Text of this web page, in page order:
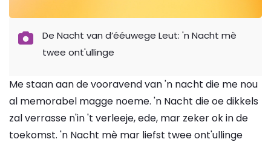
De Nacht van d’ééuwege Leut: 'n Nacht mè
twee ont'ullinge
Me staan aan de vooravend van 'n nacht die me nou
al memorabel magge noeme. 'n Nacht die oe dikkels
zal verrasse n'in 't verleeje, ede, mar zeker ok in de
toekomst. 'n Nacht mè mar liefst twee ont'ullinge